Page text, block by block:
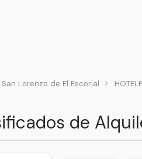
San Lorenzo de El Escorial
de